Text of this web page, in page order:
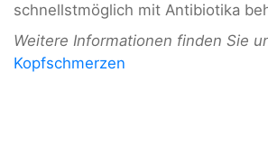
schnellstmöglich mit Antibiotika
Weitere Informationen finden Sie
Kopfschmerzen